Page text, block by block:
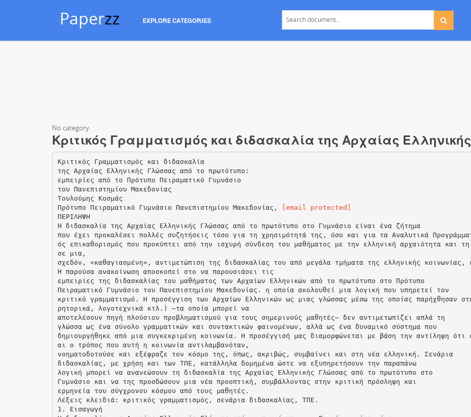
Paperzz EXPLORE CATEGORIES
No category
Κριτικός Γραμματισμός και διδασκαλία της Αρχαίας Ελληνικής
Κριτικός Γραμματισμός και διδασκαλία
της Αρχαίας Ελληνικής Γλώσσας από το πρωτότυπο:
εμπειρίες από το Πρότυπο Πειραματικό Γυμνάσιο
του Πανεπιστημίου Μακεδονίας
Τουλούμης Κοσμάς
Πρότυπο Πειραματικό Γυμνάσιο Πανεπιστημίου Μακεδονίας,
[email protected]